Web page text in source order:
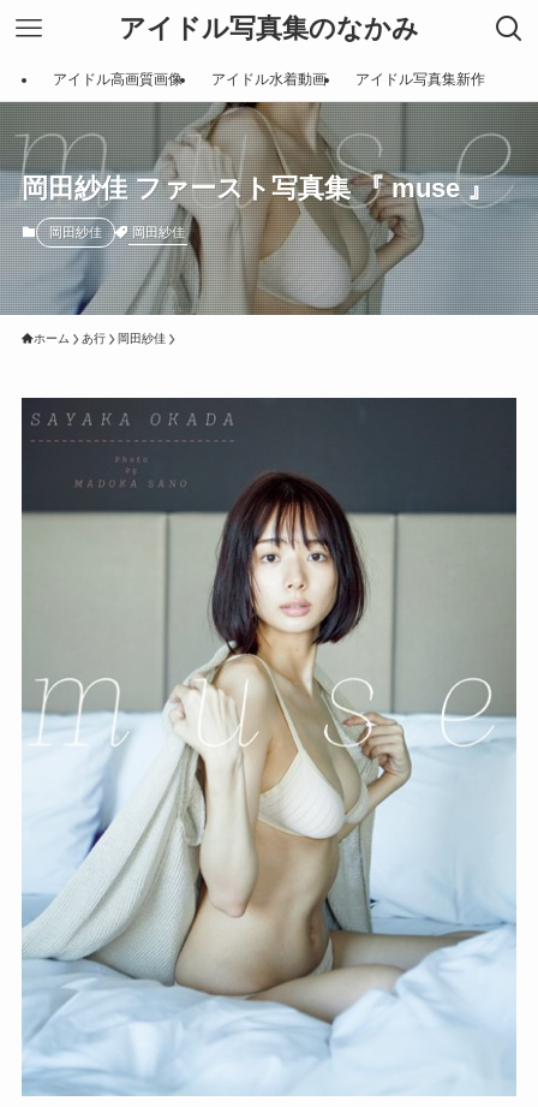
アイドル写真集のなかみ
アイドル高画質画像 アイドル水着動画 アイドル写真集新作
岡田紗佳 ファースト写真集 『 muse 』
岡田紗佳 岡田紗佳
ホーム あ行 岡田紗佳